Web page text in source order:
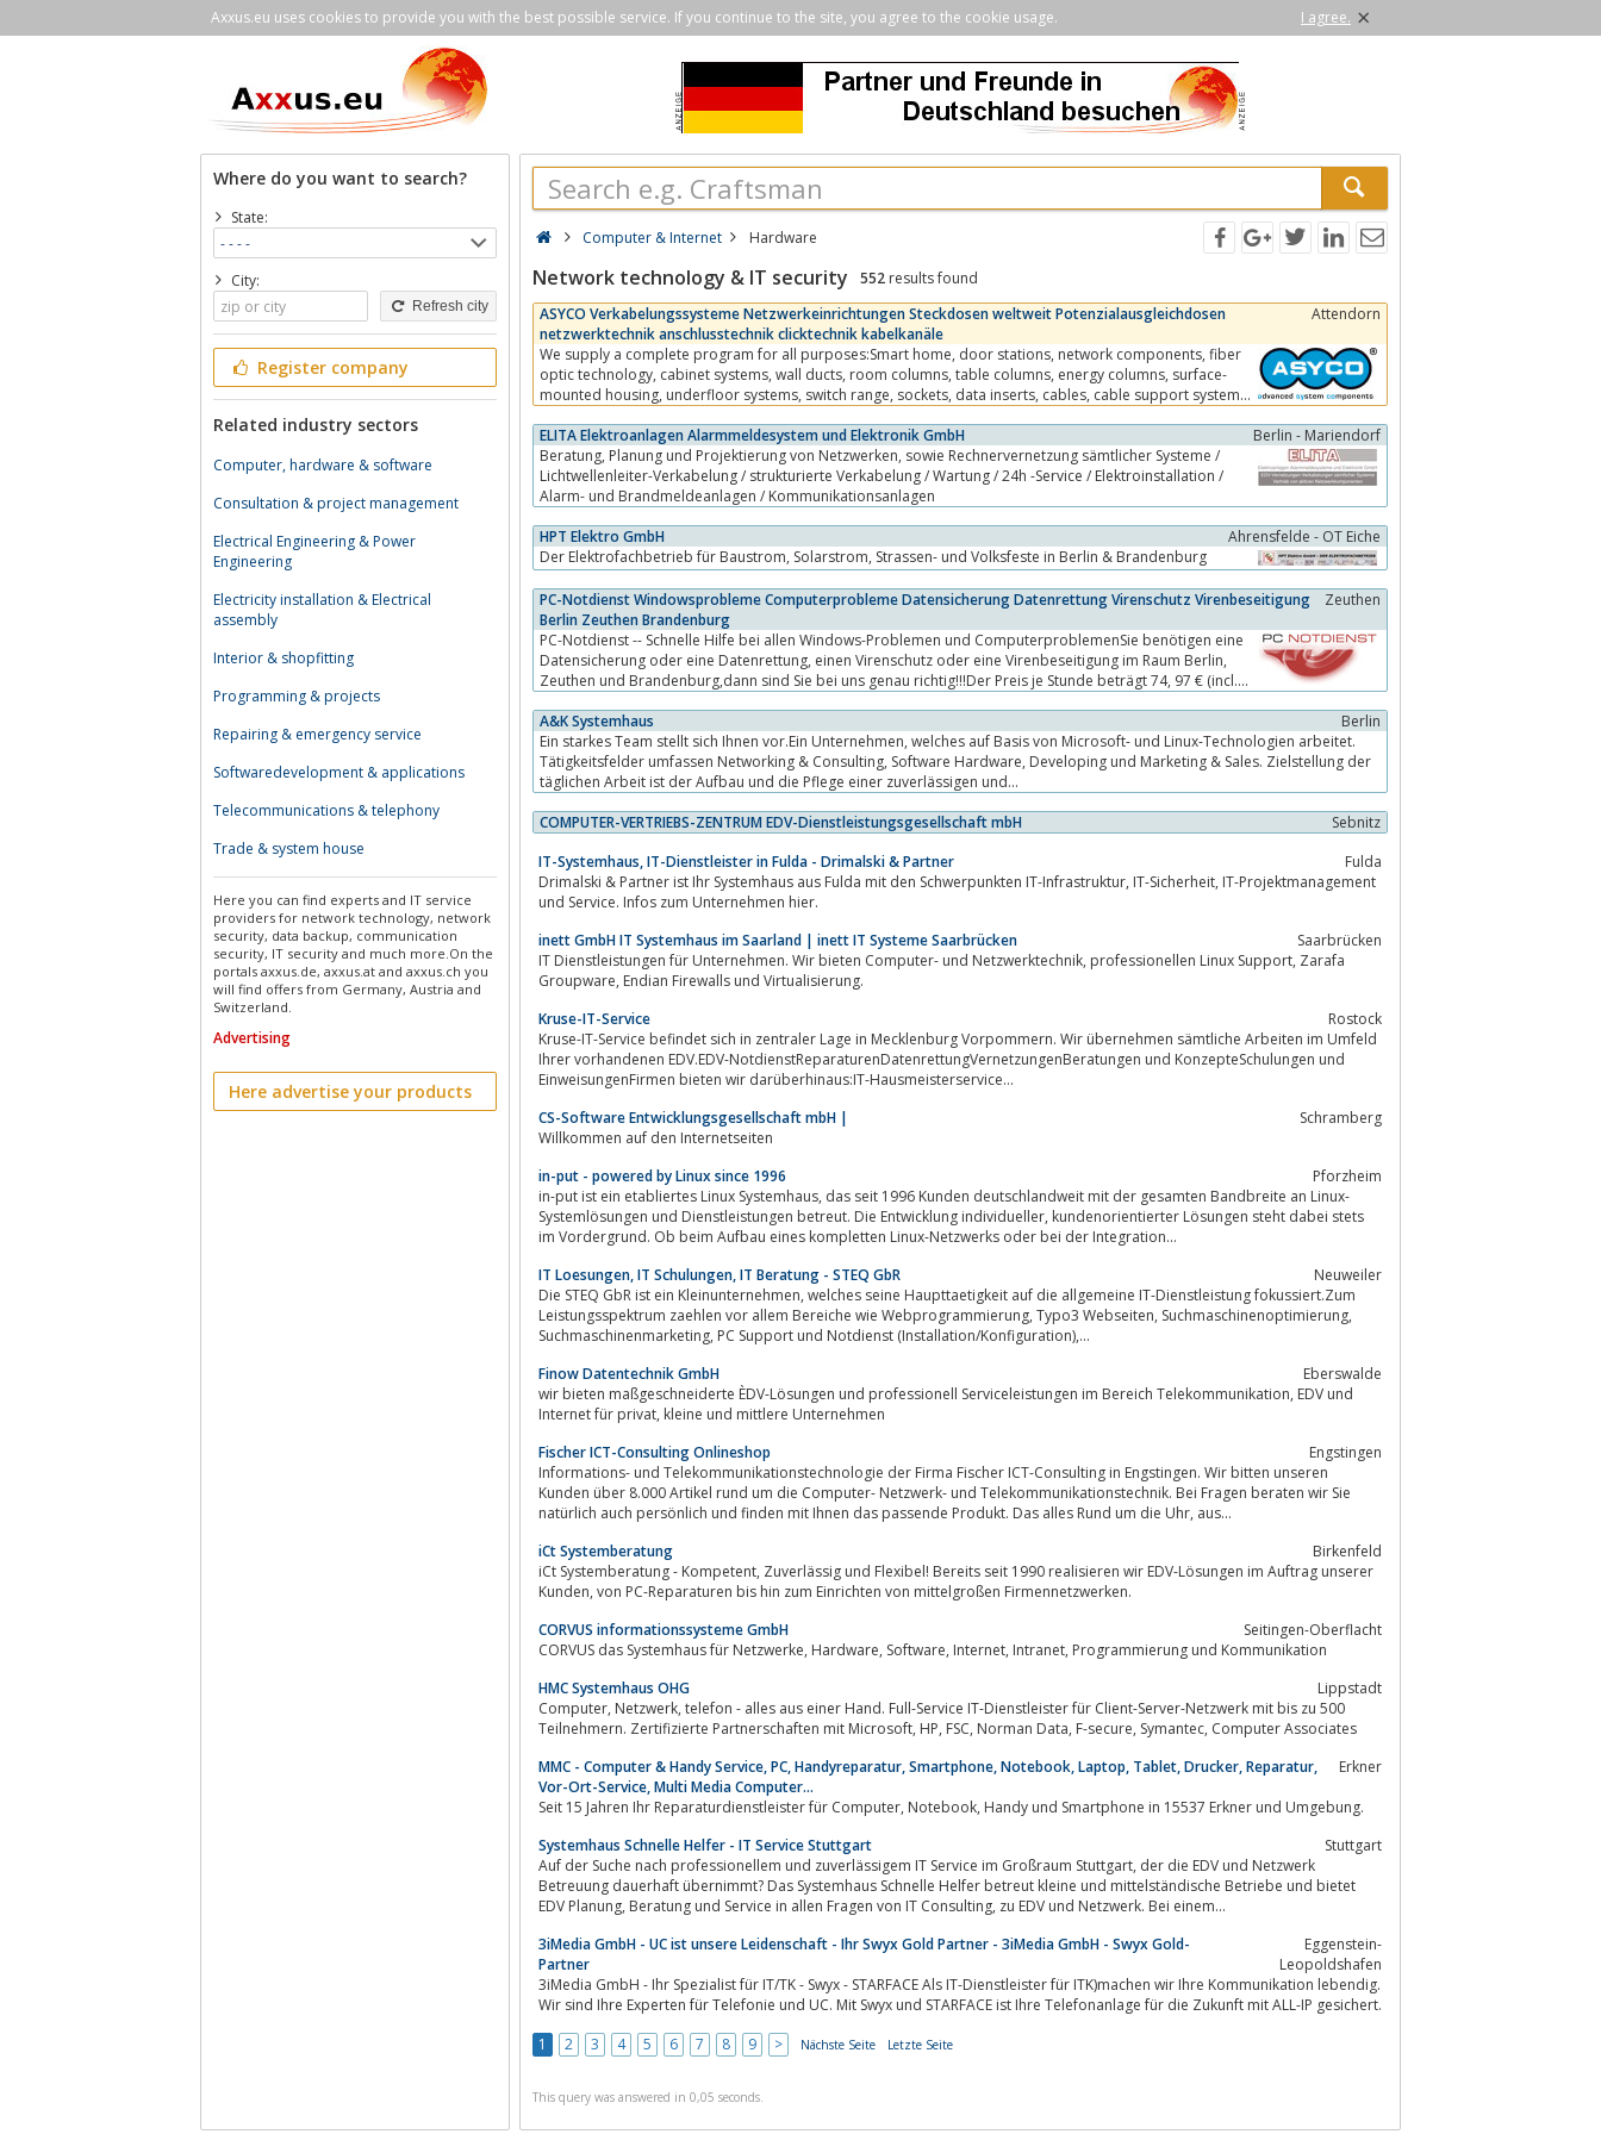
Axxus.eu uses cookies to provide you with the best possible service. If you continue to the site, you agree to the cookie usage. I agree. ×
Where do you want to search?
State:
City:
Refresh city
Register company
Related industry sectors
Computer, hardware & software
Consultation & project management
Electrical Engineering & Power
Engineering
Electricity installation & Electrical
assembly
Interior & shopfitting
Programming & projects
Repairing & emergency service
Softwaredevelopment & applications
Telecommunications & telephony
Trade & system house
Here you can find experts and IT service
providers for network technology, network
security, data backup, communication
security, IT security and much more.On the
portals axxus.de, axxus.at and axxus.ch you
will find offers from Germany, Austria and
Switzerland.
Advertising
Here advertise your products
Computer & Internet Hardware
Network technology & IT security 552 results found
ASYCO Verkabelungssysteme Netzwerkeinrichtungen Steckdosen weltweit Potenzialausgleichdosen
netzwerktechnik anschlusstechnik clicktechnik kabelkanäle
Attendorn
We supply a complete program for all purposes:Smart home, door stations, network components, fiber
optic technology, cabinet systems, wall ducts, room columns, table columns, energy columns, surface-
mounted housing, underfloor systems, switch range, sockets, data inserts, cables, cable support systems,
ELITA Elektroanlagen Alarmmeldesystem und Elektronik GmbH
Berlin - Mariendorf
Beratung, Planung und Projektierung von Netzwerken, sowie Rechnervernetzung sämtlicher Systeme /
Lichtwellenleiter-Verkabelung / strukturierte Verkabelung / Wartung / 24h -Service / Elektroinstallation /
Alarm- und Brandmeldeanlagen / Kommunikationsanlagen
HPT Elektro GmbH
Ahrensfelde - OT Eiche
Der Elektrofachbetrieb für Baustrom, Solarstrom, Strassen- und Volksfeste in Berlin & Brandenburg
PC-Notdienst Windowsprobleme Computerprobleme Datensicherung Datenrettung Virenschutz Virenbeseitigung
Berlin Zeuthen Brandenburg
Zeuthen
PC-Notdienst -- Schnelle Hilfe bei allen Windows-Problemen und ComputerproblemenSie benötigen eine
Datensicherung oder eine Datenrettung, einen Virenschutz oder eine Virenbeseitigung im Raum Berlin,
Zeuthen und Brandenburg,dann sind Sie bei uns genau richtig!!!Der Preis je Stunde beträgt 74, 97 € (incl....
A&K Systemhaus
Berlin
Ein starkes Team stellt sich Ihnen vor.Ein Unternehmen, welches auf Basis von Microsoft- und Linux-Technologien arbeitet.
Tätigkeitsfelder umfassen Networking & Consulting, Software Hardware, Developing und Marketing & Sales. Zielstellung der
täglichen Arbeit ist der Aufbau und die Pflege einer zuverlässigen und...
COMPUTER-VERTRIEBS-ZENTRUM EDV-Dienstleistungsgesellschaft mbH
Sebnitz
IT-Systemhaus, IT-Dienstleister in Fulda - Drimalski & Partner
Fulda
Drimalski & Partner ist Ihr Systemhaus aus Fulda mit den Schwerpunkten IT-Infrastruktur, IT-Sicherheit, IT-Projektmanagement
und Service. Infos zum Unternehmen hier.
inett GmbH IT Systemhaus im Saarland | inett IT Systeme Saarbrücken
Saarbrücken
IT Dienstleistungen für Unternehmen. Wir bieten Computer- und Netzwerktechnik, professionellen Linux Support, Zarafa
Groupware, Endian Firewalls und Virtualisierung.
Kruse-IT-Service
Rostock
Kruse-IT-Service befindet sich in zentraler Lage in Mecklenburg Vorpommern. Wir übernehmen sämtliche Arbeiten im Umfeld
Ihrer vorhandenen EDV.EDV-NotdienstReparaturenDatenrettungVernetzungenBeratungen und KonzepteSchulungen und
EinweisungenFirmen bieten wir darüberhinaus:IT-Hausmeisterservice...
CS-Software Entwicklungsgesellschaft mbH |
Schramberg
Willkommen auf den Internetseiten
in-put - powered by Linux since 1996
Pforzheim
in-put ist ein etabliertes Linux Systemhaus, das seit 1996 Kunden deutschlandweit mit der gesamten Bandbreite an Linux-
Systemlösungen und Dienstleistungen betreut. Die Entwicklung individueller, kundenorientierter Lösungen steht dabei stets
im Vordergrund. Ob beim Aufbau eines kompletten Linux-Netzwerks oder bei der Integration...
IT Loesungen, IT Schulungen, IT Beratung - STEQ GbR
Neuweiler
Die STEQ GbR ist ein Kleinunternehmen, welches seine Haupttaetigkeit auf die allgemeine IT-Dienstleistung fokussiert.Zum
Leistungsspektrum zaehlen vor allem Bereiche wie Webprogrammierung, Typo3 Webseiten, Suchmaschinenoptimierung,
Suchmaschinenmarketing, PC Support und Notdienst (Installation/Konfiguration),...
Finow Datentechnik GmbH
Eberswalde
wir bieten maßgeschneiderte ÈDV-Lösungen und professionell Serviceleistungen im Bereich Telekommunikation, EDV und
Internet für privat, kleine und mittlere Unternehmen
Fischer ICT-Consulting Onlineshop
Engstingen
Informations- und Telekommunikationstechnologie der Firma Fischer ICT-Consulting in Engstingen. Wir bitten unseren
Kunden über 8.000 Artikel rund um die Computer- Netzwerk- und Telekommunikationstechnik. Bei Fragen beraten wir Sie
natürlich auch persönlich und finden mit Ihnen das passende Produkt. Das alles Rund um die Uhr, aus...
iCt Systemberatung
Birkenfeld
iCt Systemberatung - Kompetent, Zuverlässig und Flexibel! Bereits seit 1990 realisieren wir EDV-Lösungen im Auftrag unserer
Kunden, von PC-Reparaturen bis hin zum Einrichten von mittelgroßen Firmennetzwerken.
CORVUS informationssysteme GmbH
Seitingen-Oberflacht
CORVUS das Systemhaus für Netzwerke, Hardware, Software, Internet, Intranet, Programmierung und Kommunikation
HMC Systemhaus OHG
Lippstadt
Computer, Netzwerk, telefon - alles aus einer Hand. Full-Service IT-Dienstleister für Client-Server-Netzwerk mit bis zu 500
Teilnehmern. Zertifizierte Partnerschaften mit Microsoft, HP, FSC, Norman Data, F-secure, Symantec, Computer Associates
MMC - Computer & Handy Service, PC, Handyreparatur, Smartphone, Notebook, Laptop, Tablet, Drucker, Reparatur,
Vor-Ort-Service, Multi Media Computer...
Erkner
Seit 15 Jahren Ihr Reparaturdienstleister für Computer, Notebook, Handy und Smartphone in 15537 Erkner und Umgebung.
Systemhaus Schnelle Helfer - IT Service Stuttgart
Stuttgart
Auf der Suche nach professionellem und zuverlässigem IT Service im Großraum Stuttgart, der die EDV und Netzwerk
Betreuung dauerhaft übernimmt? Das Systemhaus Schnelle Helfer betreut kleine und mittelständische Betriebe und bietet
EDV Planung, Beratung und Service in allen Fragen von IT Consulting, zu EDV und Netzwerk. Bei einem...
3iMedia GmbH - UC ist unsere Leidenschaft - Ihr Swyx Gold Partner - 3iMedia GmbH - Swyx Gold-
Partner
Eggenstein-
Leopoldshafen
3iMedia GmbH - Ihr Spezialist für IT/TK - Swyx - STARFACE Als IT-Dienstleister für ITK)machen wir Ihre Kommunikation lebendig.
Wir sind Ihre Experten für Telefonie und UC. Mit Swyx und STARFACE ist Ihre Telefonanlage für die Zukunft mit ALL-IP gesichert.
1
2 3 4 5 6 7 8 9 > Nächste Seite Letzte Seite
This query was answered in 0,05 seconds.